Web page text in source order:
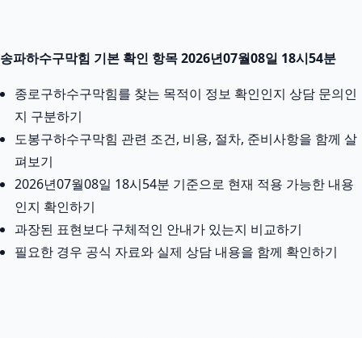
송파하수구막힘 기본 확인 항목 2026년07월08일 18시54분
종로구하수구막힘를 찾는 목적이 정보 확인인지 상담 문의인
지 구분하기
도봉구하수구막힘 관련 조건, 비용, 절차, 준비사항을 함께 살
펴보기
2026년07월08일 18시54분 기준으로 현재 적용 가능한 내용
인지 확인하기
과장된 표현보다 구체적인 안내가 있는지 비교하기
필요한 경우 공식 자료와 실제 상담 내용을 함께 확인하기